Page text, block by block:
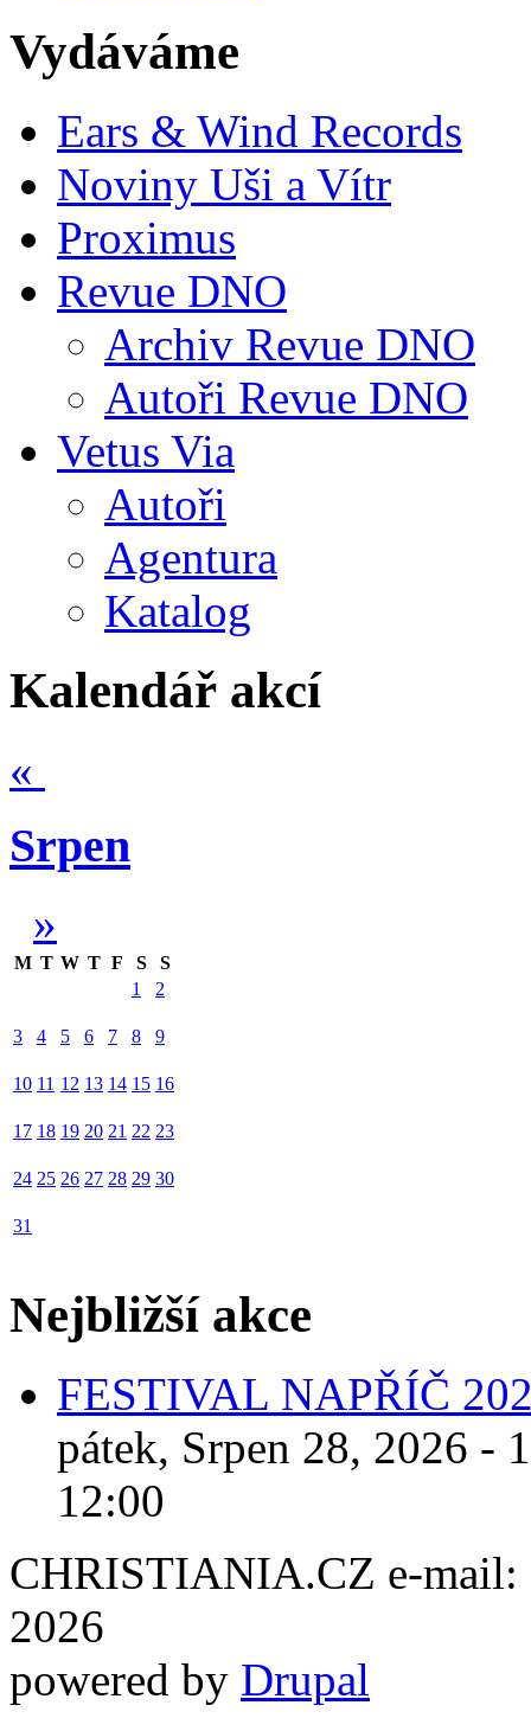
Vydáváme
Ears & Wind Records
Noviny Uši a Vítr
Proximus
Revue DNO
Archiv Revue DNO
Autoři Revue DNO
Vetus Via
Autoři
Agentura
Katalog
Kalendář akcí
«
Srpen
»
M T W T F S
S
1
2
3 4 5 6 7 8 9
10 11 12 13 14 15 16
17 18 19 20 21 22 23
24 25 26 27 28 29 30
31
Nejbližší akce
FESTIVAL NAPŘÍČ
pátek, Srpen 28, 2026 -
12:00
CHRISTIANIA.CZ e-mail:
2026
powered by Drupal